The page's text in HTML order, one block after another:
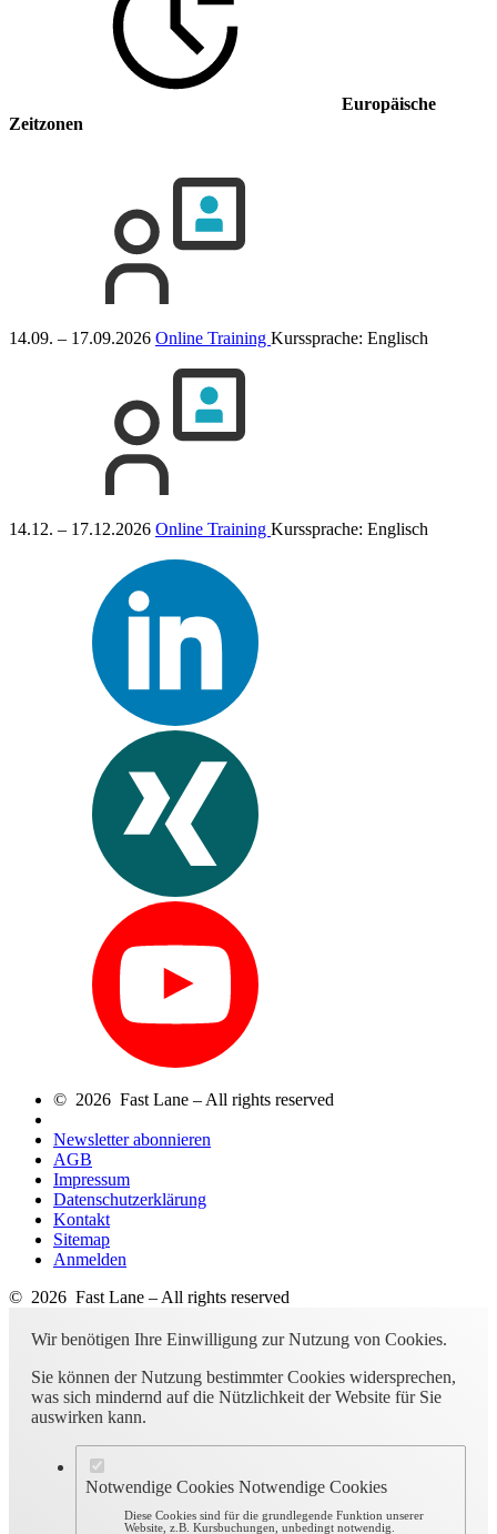
Europäische
Zeitzonen
14.09. – 17.09.2026 Online Training Kurssprache: Englisch
14.12. – 17.12.2026 Online Training Kurssprache: Englisch
© 2026 Fast Lane – All rights reserved
Newsletter abonnieren
AGB
Impressum
Datenschutzerklärung
Kontakt
Sitemap
Anmelden
© 2026 Fast Lane – All rights reserved
Wir benötigen Ihre Einwilligung zur Nutzung von Cookies.
Sie können der Nutzung bestimmter Cookies widersprechen,
was sich mindernd auf die Nützlichkeit der Website für Sie
auswirken kann.
Notwendige Cookies Notwendige Cookies
Diese Cookies sind für die grundlegende Funktion unserer
Website, z.B. Kursbuchungen, unbedingt notwendig.